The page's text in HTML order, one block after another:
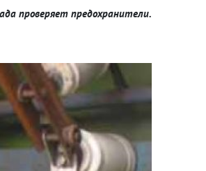
проверяет предохранители.